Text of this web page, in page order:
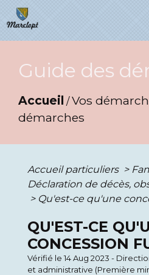
Guide des
Accueil /Vos
démarches
Accueil particuliers >
Déclaration de décès,
> Qu'est-ce qu'une
QU'EST-CE
CONCESSION
Vérifié le 14 Aug 2023 -
et administrative (Première